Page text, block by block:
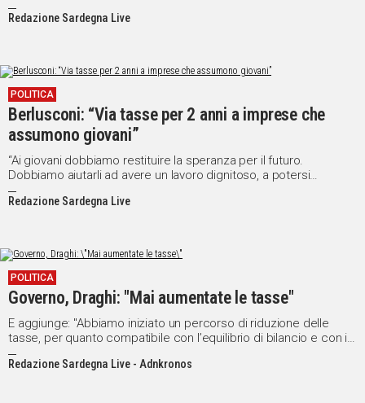
Redazione Sardegna Live
POLITICA
Berlusconi: “Via tasse per 2 anni a imprese che
assumono giovani”
“Ai giovani dobbiamo restituire la speranza per il futuro.
Dobbiamo aiutarli ad avere un lavoro dignitoso, a potersi
comprare una casa, formare una famiglia, crescere dei figli”
Redazione Sardegna Live
POLITICA
Governo, Draghi: "Mai aumentate le tasse"
E aggiunge: "Abbiamo iniziato un percorso di riduzione delle
tasse, per quanto compatibile con l’equilibrio di bilancio e con il
tempo che ci è stato dato"
Redazione Sardegna Live - Adnkronos